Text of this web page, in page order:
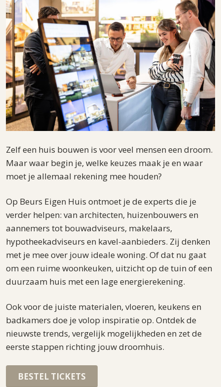
Zelf een huis bouwen is voor veel mensen een droom.
Maar waar begin je, welke keuzes maak je en waar
moet je allemaal rekening mee houden?
Op Beurs Eigen Huis ontmoet je de experts die je
verder helpen: van architecten, huizenbouwers en
aannemers tot bouwadviseurs, makelaars,
hypotheekadviseurs en kavel-aanbieders. Zij denken
met je mee over jouw ideale woning. Of dat nu gaat
om een ruime woonkeuken, uitzicht op de tuin of een
duurzaam huis met een lage energierekening.
Ook voor de juiste materialen, vloeren, keukens en
badkamers doe je volop inspiratie op. Ontdek de
nieuwste trends, vergelijk mogelijkheden en zet de
eerste stappen richting jouw droomhuis.
BESTEL TICKETS